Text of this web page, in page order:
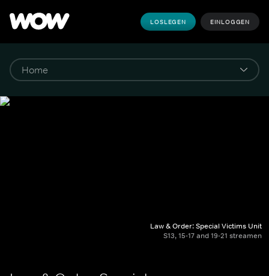
LOSLEGEN EINLOGGEN
Law & Order: Special Victims Unit
S13, 15-17 and 19-21 streamen